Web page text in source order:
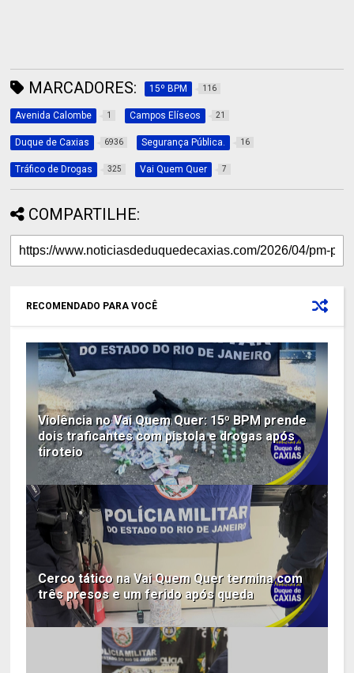
MARCADORES: 15º BPM 116
Avenida Calombe 1 Campos Elíseos 21
Duque de Caxias 6936 Segurança Pública. 16
Tráfico de Drogas 325 Vai Quem Quer 7
COMPARTILHE:
RECOMENDADO PARA VOCÊ
Violência no Vai Quem Quer: 15º BPM prende
dois traficantes com pistola e drogas após
tiroteio
Cerco tático na Vai Quem Quer termina com
três presos e um ferido após queda